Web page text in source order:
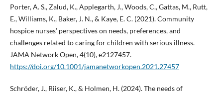
Porter, A. S., Zalud, K., Applegarth, J., Woods, C., Gattas, M., Rutt,
E., Williams, K., Baker, J. N., & Kaye, E. C. (2021). Community
hospice nurses’ perspectives on needs, preferences, and
challenges related to caring for children with serious illness.
JAMA Network Open, 4(10), e2127457.
https://doi.org/10.1001/jamanetworkopen.2021.27457
Schröder, J., Riiser, K., & Holmen, H. (2024). The needs of